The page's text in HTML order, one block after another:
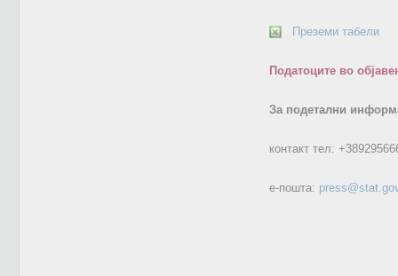
Преземи табели
Податоците во
За подетални
контакт тел:
е-пошта: